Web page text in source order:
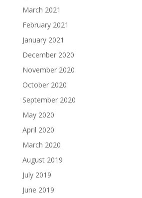
March 2021
February 2021
January 2021
December 2020
November 2020
October 2020
September 2020
May 2020
April 2020
March 2020
August 2019
July 2019
June 2019